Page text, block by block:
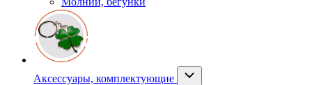
Аксессуары, комплектующие